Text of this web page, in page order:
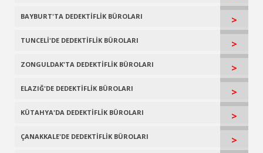
BAYBURT'TA DEDEKTİFLİK BÜROLARI >
TUNCELİ'DE DEDEKTİFLİK BÜROLARI >
ZONGULDAK'TA DEDEKTİFLİK BÜROLARI >
ELAZIĞ'DE DEDEKTİFLİK BÜROLARI >
KÜTAHYA'DA DEDEKTİFLİK BÜROLARI >
ÇANAKKALE'DE DEDEKTİFLİK BÜROLARI >